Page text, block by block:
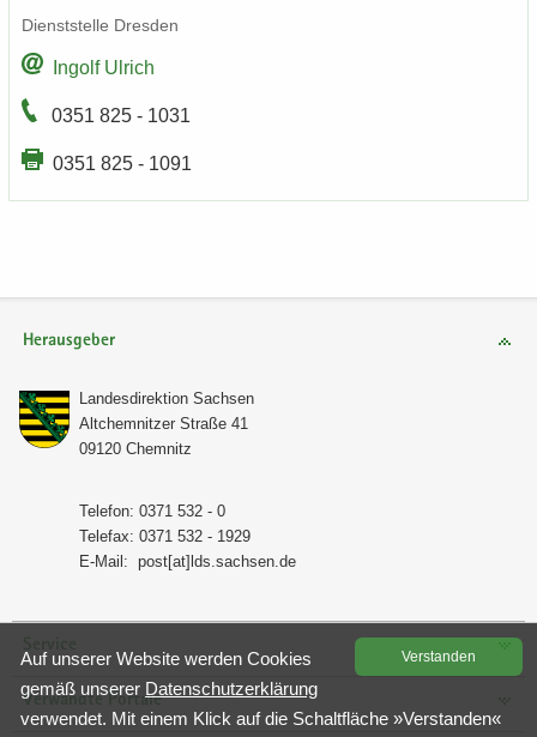
Dienst­stel­le Dres­den
In­golf Ul­rich
0351 825 - 1031
0351 825 - 1091
Herausgeber
Lan­des­di­rek­ti­on Sach­sen
Alt­chem­nit­zer Stra­ße 41
09120 Chem­nitz
Te­le­fon: 0371 532 - 0
Te­le­fax: 0371 532 - 1929
E-​Mail: post[at]lds.sach­sen.de
Verwandte Portale
Ver­stan­den
Auf un­se­rer Web­site wer­den Coo­kies
gemäß un­se­rer Da­ten­schutz­er­klä­rung
ver­wen­det. Mit einem Klick auf die Schalt­flä­che »Ver­stan­den«